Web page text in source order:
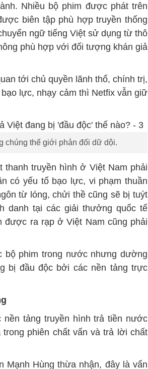
Nhiều bộ phim được phát trên
biên tập phù hợp truyền thống
ngữ tiếng Việt sử dụng từ thô
phù hợp với đối tượng khán giả
tới chủ quyền lãnh thổ, chính trị,
lực, nhạy cảm thì Netfix vẫn giữ
chúng thế giới phản đối dữ dội.
truyền hình ở Việt Nam phải
có yếu tố bạo lực, vi phạm thuần
từ lóng, chửi thề cũng sẽ bị tuýt
danh tại các giải thưởng quốc tế
được ra rạp ở Việt Nam cũng phải
bộ phim trong nước nhưng dường
bị đầu độc bởi các nền tảng trực
tảng truyền hình trả tiền nước
phiên chất vấn và trả lời chất
Mạnh Hùng thừa nhận, đây là vấn